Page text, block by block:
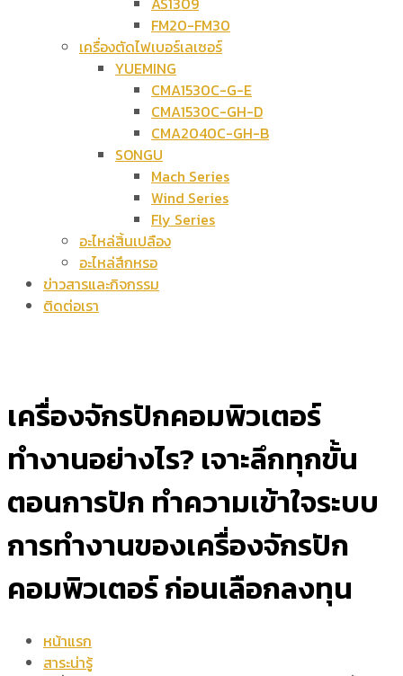
FM20-FM30
เครื่องตัดไฟเบอร์เลเซอร์
YUEMING
CMA1530C-G-E
CMA1530C-GH-D
CMA2040C-GH-B
SONGU
Mach Series
Wind Series
Fly Series
อะไหล่สิ้นเปลือง
อะไหล่สึกหรอ
ข่าวสารและกิจกรรม
ติดต่อเรา
เครื่องจักรปักคอมพิวเตอร์
ทำงานอย่างไร? เจาะลึกทุกขั้น
ตอนการปัก ทำความเข้าใจระบบ
การทำงานของเครื่องจักรปัก
คอมพิวเตอร์ ก่อนเลือกลงทุน
หน้าแรก
สาระน่ารู้